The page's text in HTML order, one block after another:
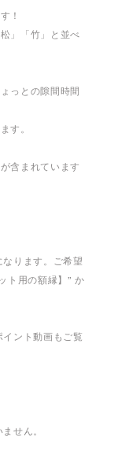
！
」「竹」と並べ
っとの隙間時間
す。
含まれています
ります。ご希望
ト用の額縁】” か
ント動画もご覧
せん。